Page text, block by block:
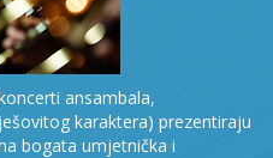
ansambala,
karaktera) prezentiraju
bogata umjetnička i